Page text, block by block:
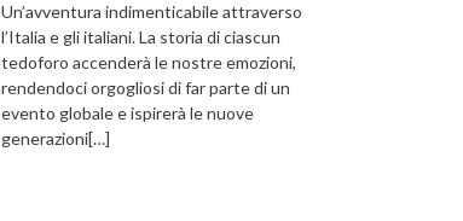
Un’avventura indimenticabile attraverso
l’Italia e gli italiani. La storia di ciascun
tedoforo accenderà le nostre emozioni,
rendendoci orgogliosi di far parte di un
evento globale e ispirerà le nuove
generazioni[…]